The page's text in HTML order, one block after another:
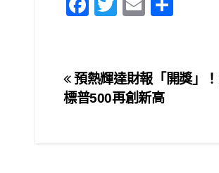
F
e
b
T
er
E
e
文
章
預熱輝達財報「開獎」
標普500再創新高